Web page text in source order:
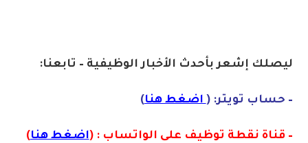
ليصلك إشعربأحدث الأخبار الوظيفية – تابعنا:
– حساب تويتر: ( اضغط هنا)
– قناة نقطة توظيف على الواتساب : (اضغط هنا)